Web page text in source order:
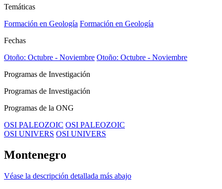
Temáticas
Formación en Geología Formación en Geología
Fechas
Otoño: Octubre - Noviembre Otoño: Octubre - Noviembre
Programas de Investigación
Programas de Investigación
Programas de la ONG
OSI PALEOZOIC OSI PALEOZOIC
OSI UNIVERS OSI UNIVERS
Montenegro
Véase la descripción detallada más abajo